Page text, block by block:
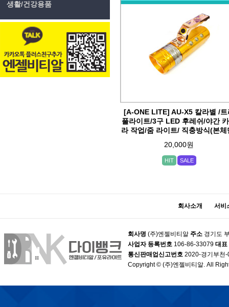
생활/건강용품
[A-ONE LITE] AU-X5 칼라별 /트
풀라이트/3구 LED 후레쉬/야간
라 작업/줌 라이트/ 직충방식(본체
20,000원
HIT SALE
회사소개 서비
회사명 (주)엔젤비티알 주소 경기도
사업자 등록번호 106-86-33079 대표
통신판매업신고번호 2020-경기부천
Copyright © (주)엔젤비티알. All